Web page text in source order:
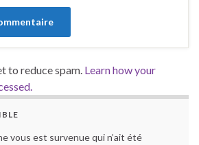
to reduce spam. Learn how your
vous est survenue qui n’ait été